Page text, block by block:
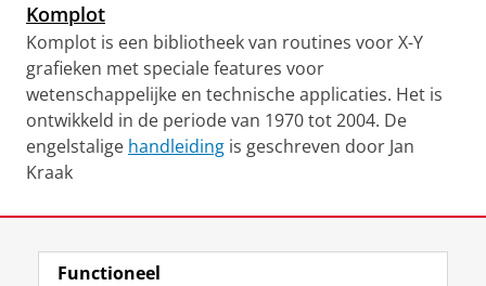
Komplot
Komplot is een bibliotheek van routines voor X-Y
grafieken met speciale features voor
wetenschappelijke en technische applicaties. Het is
ontwikkeld in de periode van 1970 tot 2004. De
engelstalige handleiding is geschreven door Jan
Kraak
View this page in:English
Functioneel